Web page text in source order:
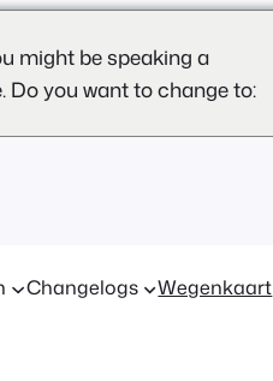
might be speaking a
Do you want to change to:
Changelogs Wegenkaart